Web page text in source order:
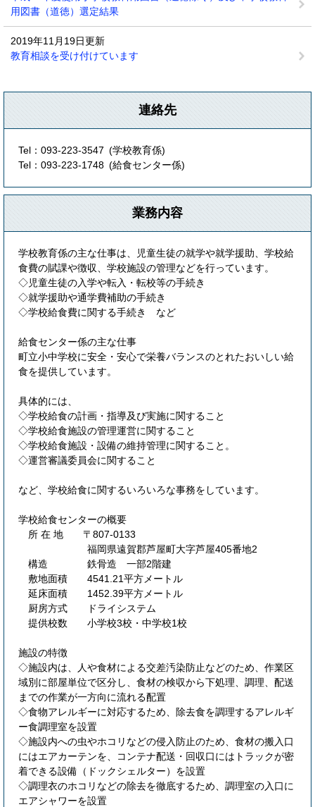
用図書（道徳）選定結果
2019年11月19日更新
教育相談を受け付けています
連絡先
Tel：093-223-3547
学校教育係
Tel：093-223-1748
給食センター係
業務内容
学校教育係の主な仕事は、児童生徒の就学や就学援助、学校給
食費の賦課や徴収、学校施設の管理などを行っています。
◇児童生徒の入学や転入・転校等の手続き
◇就学援助や通学費補助の手続き
◇学校給食費に関する手続き など
給食センター係の主な仕事
町立小中学校に安全・安心で栄養バランスのとれたおいしい給
食を提供しています。
具体的には、
◇学校給食の計画・指導及び実施に関すること
◇学校給食施設の管理運営に関すること
◇学校給食施設・設備の維持管理に関すること。
◇運営審議委員会に関すること
など、学校給食に関するいろいろな事務をしています。
学校給食センターの概要
所 在 地 〒807-0133
福岡県遠賀郡芦屋町大字芦屋405番地2
構造 鉄骨造 一部2階建
敷地面積 4541.21平方メートル
延床面積 1452.39平方メートル
厨房方式 ドライシステム
提供校数 小学校3校・中学校1校
施設の特徴
◇施設内は、人や食材による交差汚染防止などのため、作業区
域別に部屋単位で区分し、食材の検収から下処理、調理、配送
までの作業が一方向に流れる配置
◇食物アレルギーに対応するため、除去食を調理するアレルギ
ー食調理室を設置
◇施設内への虫やホコリなどの侵入防止のため、食材の搬入口
にはエアカーテンを、コンテナ配送・回収口にはトラックが密
着できる設備（ドックシェルター）を設置
◇調理衣のホコリなどの除去を徹底するため、調理室の入口に
エアシャワーを設置